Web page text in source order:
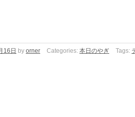
16日 by orner Categories: 本日のやぎ Tags: